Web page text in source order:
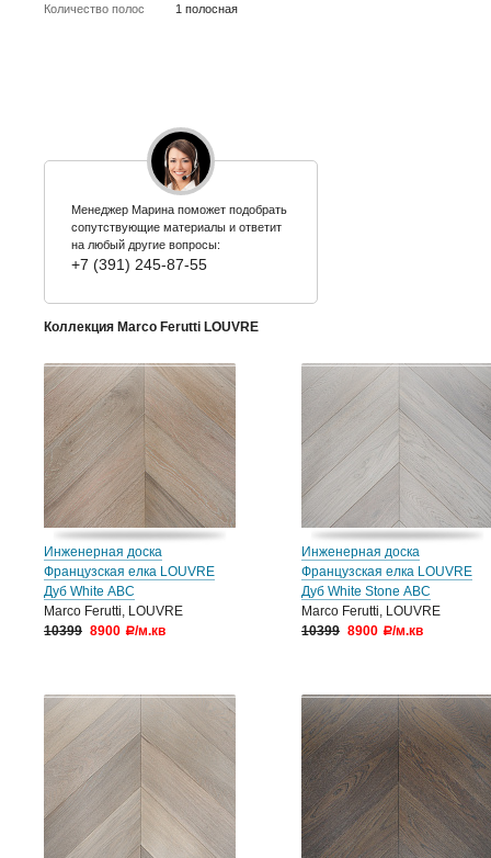
Количество полос
1 полосная
Менеджер Марина поможет подобрать
сопутствующие материалы и ответит
на любый другие вопросы:
+7 (391) 245-87-55
Коллекция Marco Ferutti LOUVRE
Инженерная доска
Французская елка LOUVRE
Дуб White АВС
Marco Ferutti, LOUVRE
10399 8900 a/м.кв
Инженерная доска
Французская елка LOUVRE
Дуб White Stone АВС
Marco Ferutti, LOUVRE
10399 8900 a/м.кв